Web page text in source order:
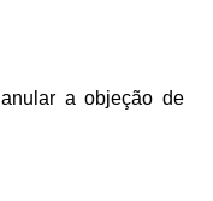
a objeção de